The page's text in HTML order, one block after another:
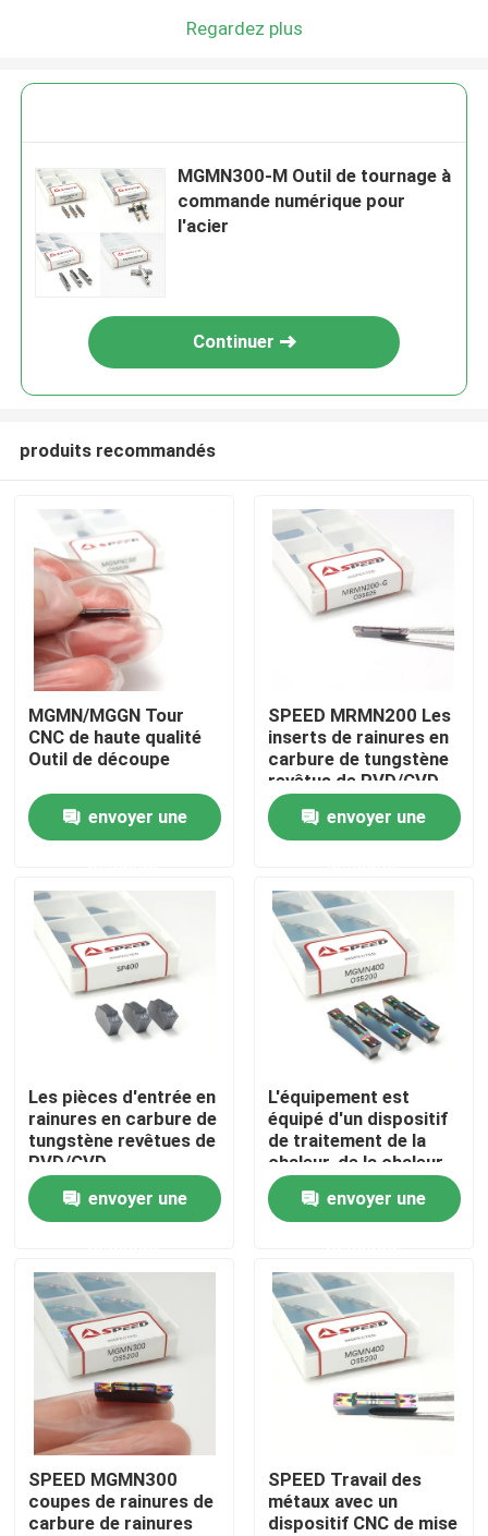
Aperçu
Produits
A propos de nous
Visite d'usine
Contact
nouvelles
Tous les cas
Insertion de fraisage de carbure
Regardez plus
MGMN300-M Outil de tournage à
commande numérique pour
l'acier
Continuer
produits recommandés
MGMN/MGGN Tour
CNC de haute qualité
Outil de découpe
envoyer une
SPEED MRMN200 Les
inserts de rainures en
carbure de tungstène
revêtus de PVD/CVD
haut de gamme
envoyer une
Les pièces d'entrée en
rainures en carbure de
tungstène revêtues de
PVD/CVD
envoyer une
L'équipement est
équipé d'un dispositif
de traitement de la
chaleur, de la chaleur
et de la chaleur.
envoyer une
SPEED MGMN300
coupes de rainures de
carbure de rainures
SPEED Travail des
métaux avec un
dispositif CNC de mise